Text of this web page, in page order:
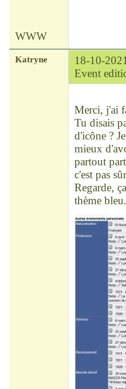
WWW
Katryne 18-10-
Event
Merci, j'ai
Tu disais
d'icône ?
mieux
partout
c'est pas
Regarde,
thème bleu.